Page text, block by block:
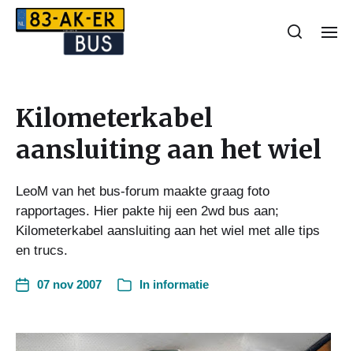
Kilometerkabel
aansluiting aan het wiel
LeoM van het bus-forum maakte graag foto
rapportages. Hier pakte hij een 2wd bus aan;
Kilometerkabel aansluiting aan het wiel met alle tips
en trucs.
07 nov 2007 In informatie